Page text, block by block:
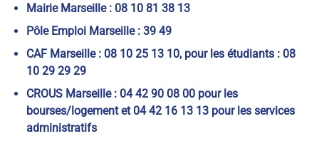
Mairie Marseille : 08 10 81 38 13
Pôle Emploi Marseille : 39 49
CAF Marseille : 08 10 25 13 10, pour les étudiants : 08
10 29 29 29
CROUS Marseille : 04 42 90 08 00 pour les
bourses/logement et 04 42 16 13 13 pour les services
administratifs